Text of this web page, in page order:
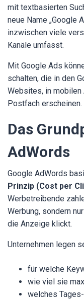
mit textbasierten
neue Name „Google
inzwischen viele
Kanäle umfasst.
Mit Google Ads
schalten, die in den
Websites, in mobilen
Postfach erscheinen.
Das
AdWords
Google AdWords
Prinzip (Cost per
Werbetreibende
Werbung, sondern
die Anzeige klickt.
Unternehmen legen
für welche
wie viel sie
welches